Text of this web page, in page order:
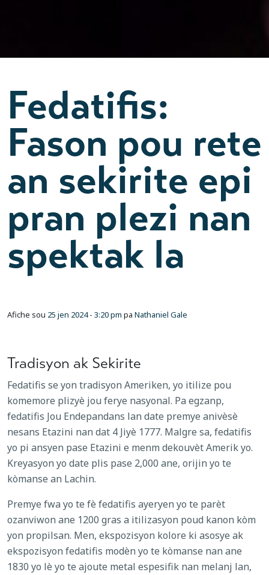
Fedatifis:
Fason pou rete
an sekirite epi
pran plezi nan
spektak la
Afiche sou 25 jen 2024 - 3:20 pm pa Nathaniel Gale
Tradisyon ak Sekirite
Fedatifis se yon tradisyon Ameriken, yo itilize pou
komemore plizyè jou ferye nasyonal. Pa egzanp,
fedatifis Jou Endepandans lan date premye anivèsè
nesans Etazini nan dat 4 Jiyè 1777. Malgre sa, fedatifis
yo pi ansyen pase Etazini e menm dekouvèt Amerik yo.
Kreyasyon yo date plis pase 2,000 ane, orijin yo te
kòmanse an Lachin.
Premye fwa yo te fè fedatifis ayeryen yo te parèt
ozanviwon ane 1200 gras a itilizasyon poud kanon kòm
yon propilsan. Men, ekspozisyon kolore ki asosye ak
ekspozisyon fedatifis modèn yo te kòmanse nan ane
1830 yo lè yo te ajoute metal espesifik nan melanj lan,